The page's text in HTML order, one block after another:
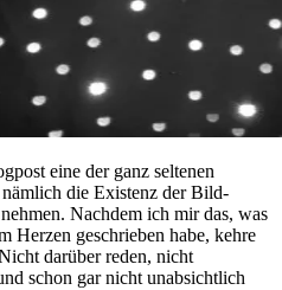
eine der ganz seltenen
die Existenz der Bild-
Nachdem ich mir das, was
Herzen geschrieben habe, kehre
darüber reden, nicht
schon gar nicht unabsichtlich